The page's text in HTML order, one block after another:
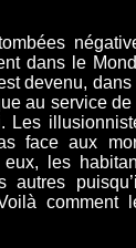
dans le
devenu, dans
au service de
Les
face aux
les
autres
comment